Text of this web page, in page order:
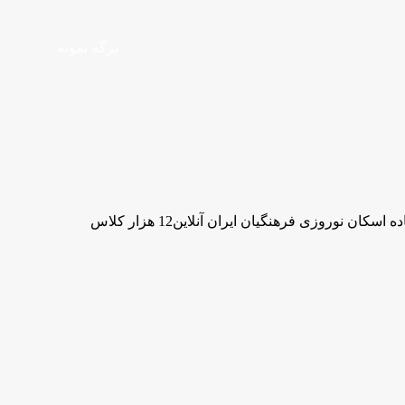
12 هزار کلاس آماده اسکان نوروزی فرهنگیانایران آنلاین 12 هزار کلاس آماده اسکان نوروزی فرهنگیان ایران آنلاین12 هزار کلاس